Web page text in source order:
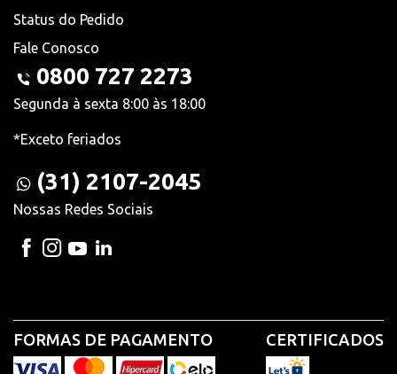
Status do Pedido
Fale Conosco
0800 727 2273
Segunda à sexta 8:00 às 18:00
*Exceto feriados
(31) 2107-2045
Nossas Redes Sociais
FORMAS DE PAGAMENTO CERTIFICADOS